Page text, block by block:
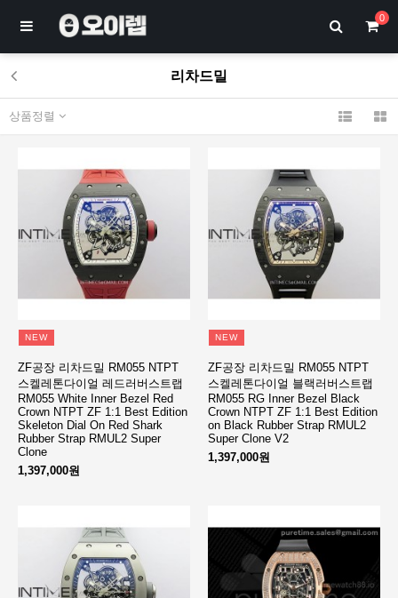
0
리차드밀
상품정렬
NEW
ZF공장 리차드밀 RM055 NTPT
스켈레톤다이얼 레드러버스트랩
RM055 White Inner Bezel Red
Crown NTPT ZF 1:1 Best Edition
Skeleton Dial On Red Shark
Rubber Strap RMUL2 Super
Clone
1,397,000원
NEW
ZF공장 리차드밀 RM055 NTPT
스켈레톤다이얼 블랙러버스트랩
RM055 RG Inner Bezel Black
Crown NTPT ZF 1:1 Best Edition
on Black Rubber Strap RMUL2
Super Clone V2
1,397,000원